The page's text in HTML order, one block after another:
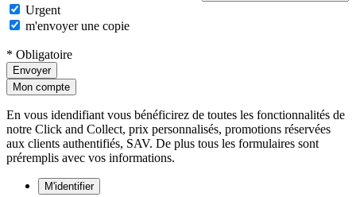
Urgent
m'envoyer une copie
* Obligatoire
Envoyer
Mon compte
En vous idendifiant vous bénéficirez de toutes les fonctionnalités de
notre Click and Collect, prix personnalisés, promotions réservées
aux clients authentifiés, SAV. De plus tous les formulaires sont
préremplis avec vos informations.
M'identifier